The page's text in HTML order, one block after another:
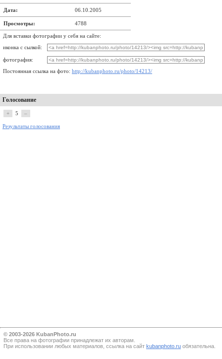
Дата: 06.10.2005
Просмотры: 4788
Для вставки фотографии у себя на сайте:
иконка с сылкой:
фотография:
Постоянная ссылка на фото: http://kubanphoto.ru/photo/14213/
Голосование
+ 5 –
Результаты голосования
© 2003-2026 KubanPhoto.ru
Все прaва на фотографии принадлежат их авторам.
При использовании любых материалов, ссылка на сайт kubanphoto.ru обязательна.